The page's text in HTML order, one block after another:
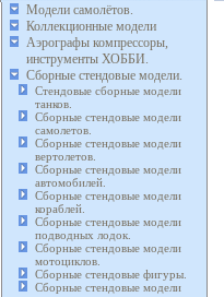
Модели самолётов.
Коллекционные модели
Аэрографы компрессоры,
инструменты ХОББИ.
Сборные стендовые модели.
Стендовые сборные модели
танков.
Сборные стендовые модели
самолетов.
Сборные стендовые модели
вертолетов.
Сборные стендовые модели
автомобилей.
Сборные стендовые модели
кораблей.
Сборные стендовые модели
подводных лодок.
Сборные стендовые модели
мотоциклов.
Сборные стендовые фигуры.
Сборные стендовые модели